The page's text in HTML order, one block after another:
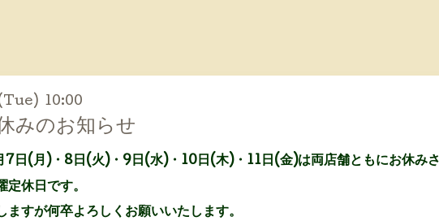
10:00
みのお知らせ
日(月)・8日(火)・9日(水)・10日(木)・11日(金)は両店舗ともにお休みさ
定休日です。
ますが何卒よろしくお願いいたします。